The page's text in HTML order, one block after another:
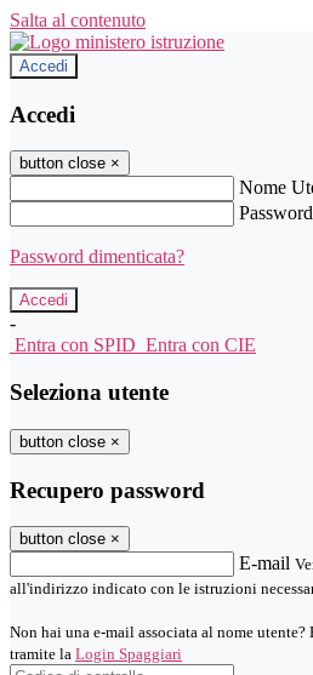
Salta al contenuto
Accedi
Accedi
button close ×
Nome
Password
Password dimenticata?
-
Entra con SPID Entra con CIE
Seleziona utente
button close ×
Recupero password
button close ×
E-mail
all'indirizzo indicato con le istruzioni
Non hai una e-mail associata al nome
tramite la Login Spaggiari